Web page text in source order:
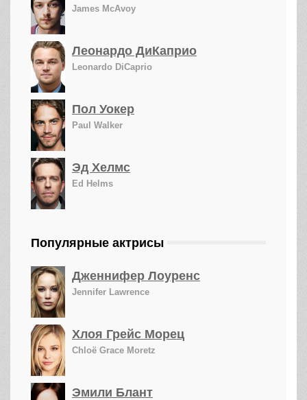
James McAvoy
Леонардо ДиКаприо
Leonardo DiCaprio
Пол Уокер
Paul Walker
Эд Хелмс
Ed Helms
Популярные актрисы
Дженнифер Лоуренс
Jennifer Lawrence
Хлоя Грейс Морец
Chloë Grace Moretz
Эмили Блант